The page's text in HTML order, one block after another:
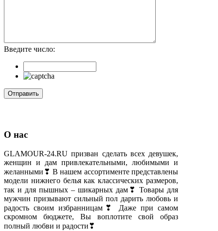
Введите число:
О нас
GLAMOUR-24.RU призван сделать всех девушек,
женщин и дам привлекательными, любимыми и
желанными❣ В нашем ассортименте представлены
модели нижнего белья как классических размеров,
так и для пышных – шикарных дам❣ Товары для
мужчин призывают сильный пол дарить любовь и
радость своим избранницам❣ Даже при самом
скромном бюджете, Вы воплотите свой образ
полный любви и радости❣